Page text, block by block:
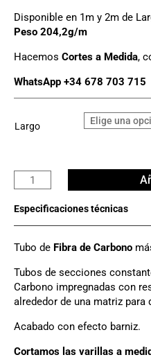
Disponible en 1m y 2m de
Peso 204,2g/m
Hacemos Cortes a Medida,
WhatsApp +34 678 703 715
Largo
Tubo
Carbono
3K
x
27mm
cantidad
Tubo de Fibra de Carbono
Tubos de secciones
Carbono impregnadas con
alrededor de una matriz
Acabado con efecto barniz.
Cortamos las varillas a